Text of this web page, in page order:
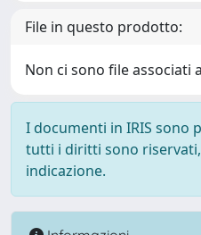
File in questo prodotto:
Non ci sono file associati
I documenti in IRIS sono
tutti i diritti sono
indicazione.